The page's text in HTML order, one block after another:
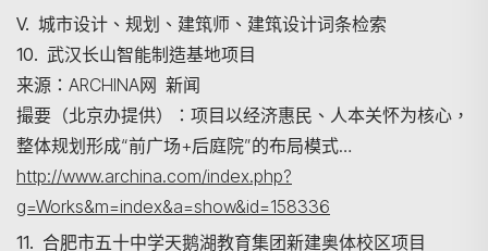
V. 城市设计、规划、建筑师、建筑设计词条检索
10. 武汉长山智能制造基地项目
来源：ARCHINA网 新闻
撮要（北京办提供）：项目以经济惠民、人本关怀为核心，
整体规划形成“前广场+后庭院”的布局模式…
http://www.archina.com/index.php?
g=Works&m=index&a=show&id=158336
11. 合肥市五十中学天鹅湖教育集团新建奥体校区项目